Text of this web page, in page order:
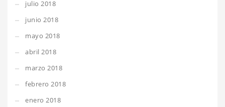
julio 2018
junio 2018
mayo 2018
abril 2018
marzo 2018
febrero 2018
enero 2018